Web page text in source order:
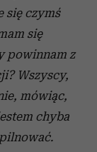
się czymś
się
powinnam z
Wszyscy,
mówiąc,
chyba